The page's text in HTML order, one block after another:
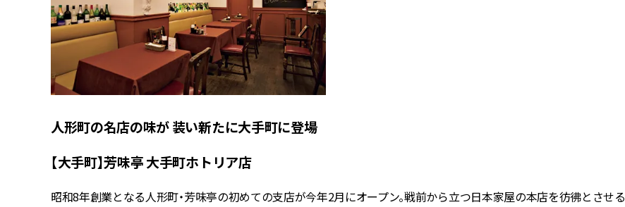
人形町の名店の味が 装い新たに大手町に登場
【大手町】芳味亭 大手町ホトリア店
昭和8年創業となる人形町・芳味亭の初めての支店が今年2月にオープン。戦前から立つ日本家屋の本店を彷彿とさせる